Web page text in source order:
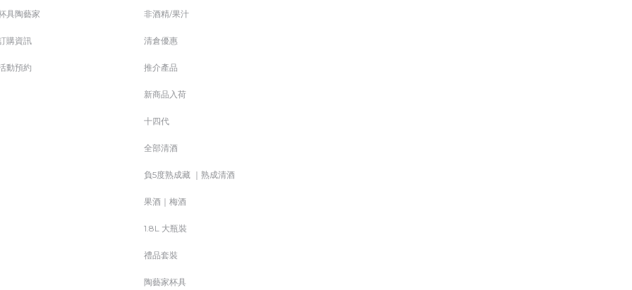
具陶藝家
購資訊
動預約
非酒精/果汁
清倉優惠
推介產品
新商品入荷
十四代
全部清酒
負5度熟成藏 ｜熟成清酒
果酒｜梅酒
1.8L 大瓶裝
禮品套裝
陶藝家杯具